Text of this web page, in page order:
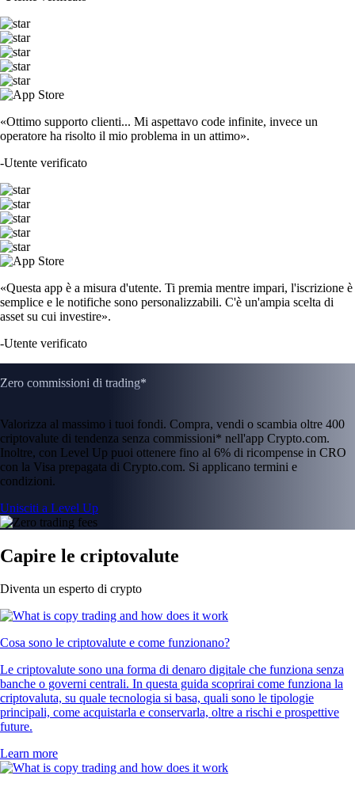
«Ottimo supporto clienti... Mi aspettavo code infinite, invece un
operatore ha risolto il mio problema in un attimo».
-Utente verificato
«Questa app è a misura d'utente. Ti premia mentre impari, l'iscrizione è
semplice e le notifiche sono personalizzabili. C'è un'ampia scelta di
asset su cui investire».
-Utente verificato
Zero commissioni di trading*
Valorizza al massimo i tuoi fondi. Compra, vendi o scambia oltre 400
criptovalute di tendenza senza commissioni* nell'app Crypto.com.
Inoltre, con Level Up puoi ottenere fino al 6% di ricompense in CRO
con la Visa prepagata di Crypto.com. Si applicano termini e
condizioni.
Unisciti a Level Up
Capire le criptovalute
Diventa un esperto di crypto
Cosa sono le criptovalute e come funzionano?
Le criptovalute sono una forma di denaro digitale che funziona senza
banche o governi centrali. In questa guida scoprirai come funziona la
criptovaluta, su quale tecnologia si basa, quali sono le tipologie
principali, come acquistarla e conservarla, oltre a rischi e prospettive
future.
Learn more